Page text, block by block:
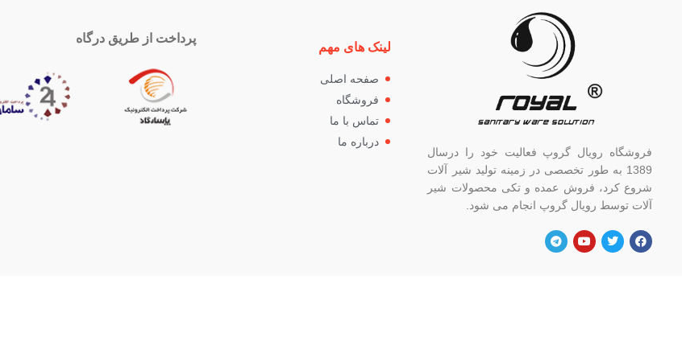
فروشگاه رویال گروپ فعالیت خود را درسال
1389 به طور تخصصی در زمینه تولید شیر آلات
شروع کرد، فروش عمده و تکی محصولات شیر
آلات توسط رویال گروپ انجام می شود.
لینک های مهم
صفحه اصلی
فروشگاه
تماس با ما
درباره ما
پرداخت از طریق درگاه